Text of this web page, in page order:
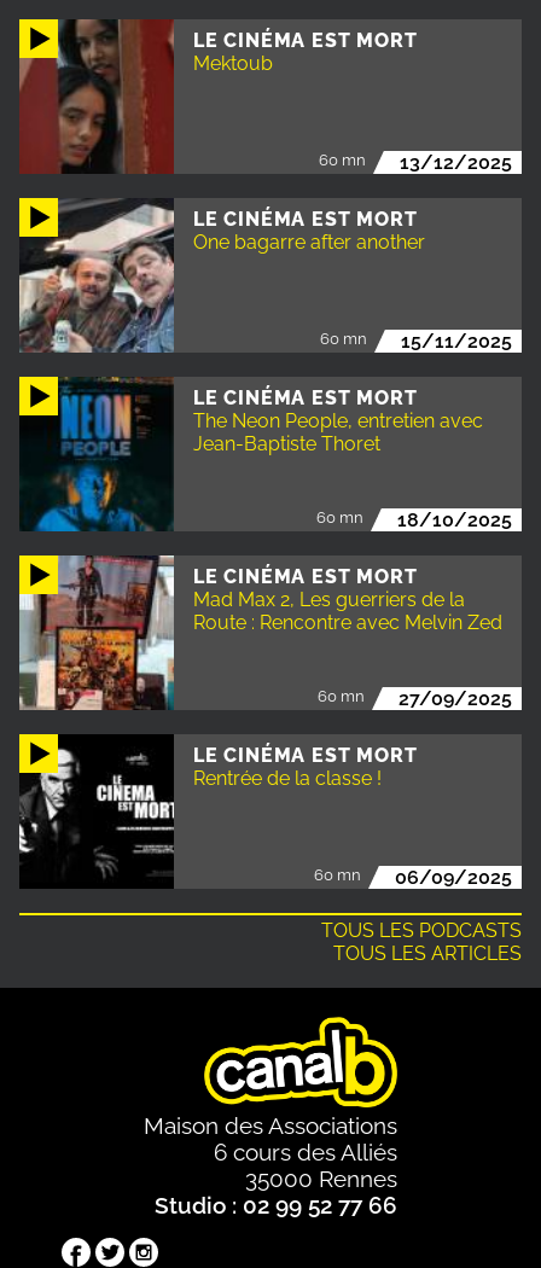
LE CINÉMA EST MORT
Mektoub
60 mn 13/12/2025
LE CINÉMA EST MORT
One bagarre after another
60 mn 15/11/2025
LE CINÉMA EST MORT
The Neon People, entretien avec
Jean-Baptiste Thoret
60 mn 18/10/2025
LE CINÉMA EST MORT
Mad Max 2, Les guerriers de la
Route : Rencontre avec Melvin Zed
60 mn 27/09/2025
LE CINÉMA EST MORT
Rentrée de la classe !
60 mn 06/09/2025
TOUS LES PODCASTS
TOUS LES ARTICLES
Maison des Associations
6 cours des Alliés
35000 Rennes
Studio : 02 99 52 77 66